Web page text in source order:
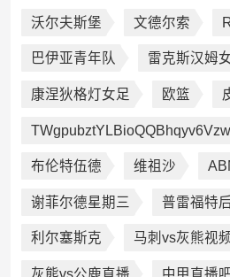
沃尔夫斯堡 文德尔索
巴伊亚青年队 雷克斯汉姆
康涅狄格灯女足 欧篮
布伦特伍德 维祖沙
谢菲尔德星期三 普雷福特
利尔塞斯克 马刺vs灰熊视
灰熊vs公鹿直播 中甲直播